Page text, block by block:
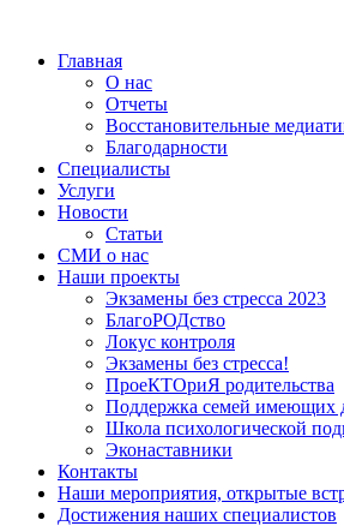
Главная
О нас
Отчеты
Восстановительные
Благодарности
Специалисты
Услуги
Новости
Статьи
СМИ о нас
Наши проекты
Экзамены без стресса 2023
БлагоРОДство
Локус контроля
Экзамены без стресса!
ПроеКТОриЯ родительства
Поддержка семей имеющих
Школа психологической
Эконаставники
Контакты
Наши мероприятия, открытые
Достижения наших специалистов